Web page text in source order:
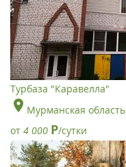
Турбаза "Каравелла"
Мурманская область
от 4 000 Р/сутки